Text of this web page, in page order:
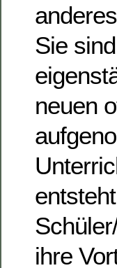
Sie
neuen
ihre